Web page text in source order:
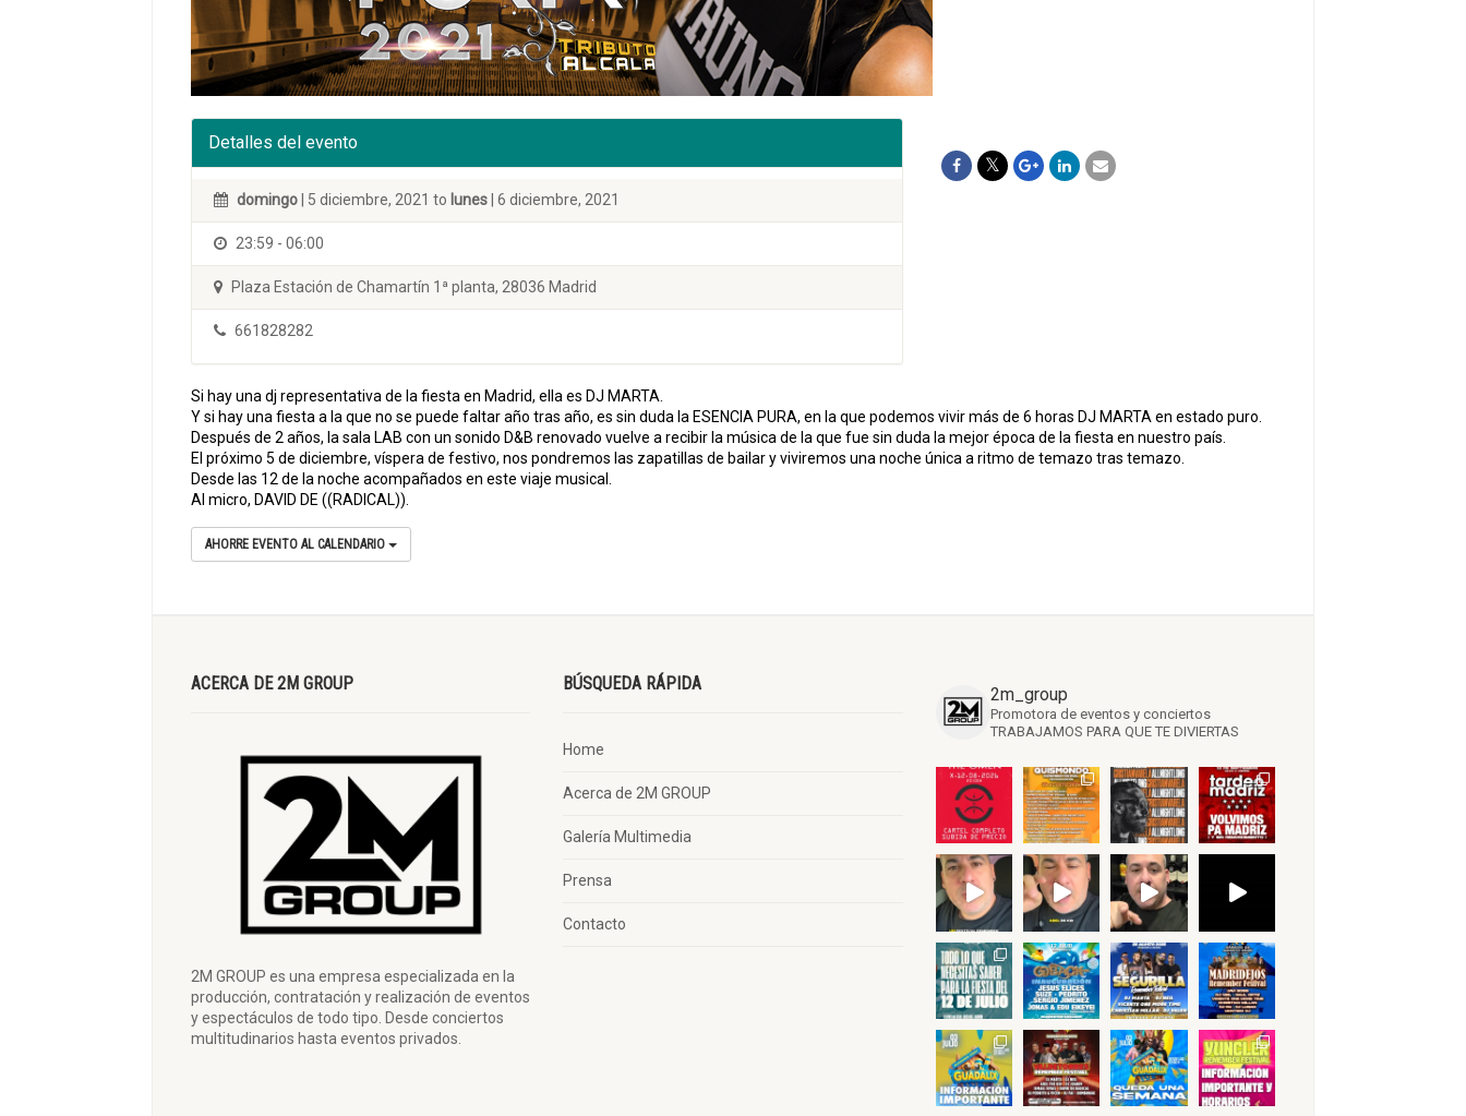
Detalles del evento
domingo | 5 diciembre, 2021 to lunes | 6 diciembre, 2021
23:59 - 06:00
Plaza Estación de Chamartín 1ª planta, 28036 Madrid
661828282
Si hay una dj representativa de la fiesta en Madrid, ella es DJ MARTA.
Y si hay una fiesta a la que no se puede faltar año tras año, es sin duda la ESENCIA PURA, en la que podemos vivir más de 6 horas DJ MARTA en estado puro.
Después de 2 años, la sala LAB con un sonido D&B renovado vuelve a recibir la música de la que fue sin duda la mejor época de la fiesta en nuestro país.
El próximo 5 de diciembre, víspera de festivo, nos pondremos las zapatillas de bailar y viviremos una noche única a ritmo de temazo tras temazo.
Desde las 12 de la noche acompañados en este viaje musical.
Al micro, DAVID DE ((RADICAL)).
AHORRE EVENTO AL CALENDARIO
ACERCA DE 2M GROUP
2M GROUP es una empresa especializada en la
producción, contratación y realización de eventos
y espectáculos de todo tipo. Desde conciertos
multitudinarios hasta eventos privados.
BÚSQUEDA RÁPIDA
Home
Acerca de 2M GROUP
Galería Multimedia
Prensa
Contacto
2m_group
Promotora de eventos y conciertos
TRABAJAMOS PARA QUE TE DIVIERTAS